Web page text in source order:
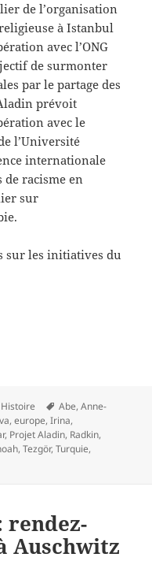
de l’organisation
à Istanbul
avec l’ONG
de surmonter
par le partage des
prévoit
avec le
l’Université
internationale
racisme en
sur
sur les initiatives du
Histoire
Mots-
clés
Abe,Anne-
,europe,Irina,
, Projet Aladin, Radkin,
,Tezgör,Turquie,
Auschwitz